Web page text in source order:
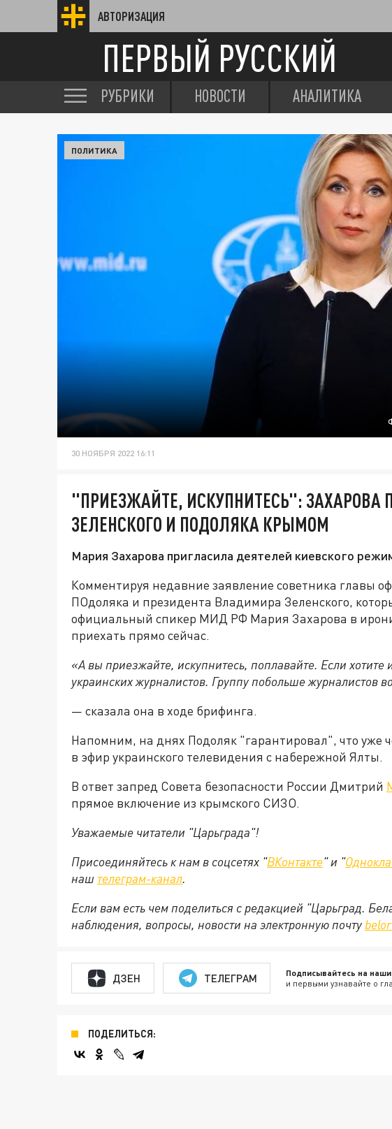
АВТОРИЗАЦИЯ
ПЕРВЫЙ РУССКИЙ
РУБРИКИ НОВОСТИ АНАЛИТИКА
ПОЛИТИКА
30 НОЯБРЯ 2022 16:11
"ПРИЕЗЖАЙТЕ, ИСКУПНИТЕСЬ": ЗАХАРОВА
ЗЕЛЕНСКОГО И ПОДОЛЯКА КРЫМОМ
Мария Захарова пригласила деятелей киевского
Комментируя недавние заявление советника главы
ПОдоляка и президента Владимира Зеленского,
официальный спикер МИД РФ Мария Захарова в
приехать прямо сейчас.
«А вы приезжайте, искупнитесь, поплавайте. Если хотите
украинских журналистов. Группу побольше журналистов
— сказала она в ходе брифинга.
Напомним, на днях Подоляк "гарантировал", что уже
в эфир украинского телевидения с набережной Ялты.
В ответ запред Совета безопасности России Дмитрий
прямое включение из крымского СИЗО.
Уважаемые читатели "Царьграда"!
Присоединяйтесь к нам в соцсетях "ВКонтакте" и "
наш телеграм-канал.
Если вам есть чем поделиться с редакцией "Царьград.
наблюдения, вопросы, новости на электронную почту
ДЗЕН ТЕЛЕГРАМ Подписывайтесь на
и первыми узнавайте о
ПОДЕЛИТЬСЯ: